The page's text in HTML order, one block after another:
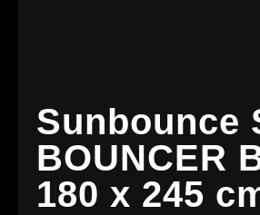
Sunbounce
BOUNCER
180 x 245